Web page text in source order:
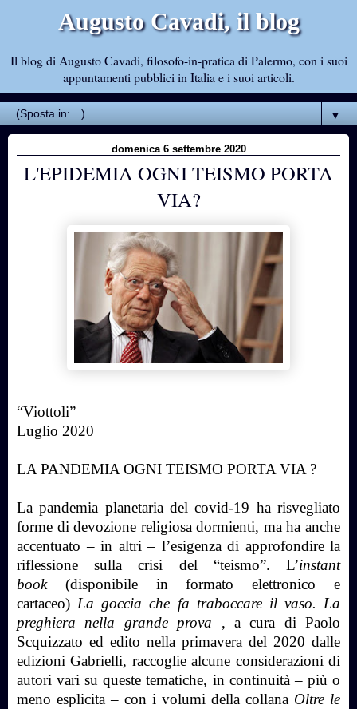
Augusto Cavadi, il blog
Il blog di Augusto Cavadi, filosofo-in-pratica di Palermo, con i suoi
appuntamenti pubblici in Italia e i suoi articoli.
▼
domenica 6 settembre 2020
L'EPIDEMIA OGNI TEISMO PORTA
VIA?
“Viottoli”
Luglio 2020
LA PANDEMIA OGNI TEISMO PORTA VIA ?
La pandemia planetaria del covid-19 ha risvegliato
forme di devozione religiosa dormienti, ma ha anche
accentuato – in altri – l’esigenza di approfondire la
riflessione sulla crisi del “teismo”. L’instant
book (disponibile in formato elettronico e
cartaceo)La goccia che fa traboccare il vaso. La
preghiera nella grande prova , a cura di Paolo
Scquizzato ed edito nella primavera del 2020 dalle
edizioni Gabrielli, raccoglie alcune considerazioni di
autori vari su queste tematiche, in continuità – più o
meno esplicita – con i volumi della collana Oltre le